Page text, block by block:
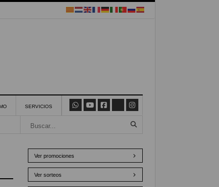
SERVICIOS
Ver promociones
Ver sorteos